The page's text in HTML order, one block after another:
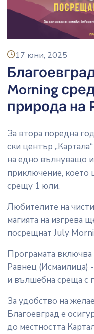
icon
17 юни, 2025
Morning
природа на
За втора поредна
ски център
на едно вълнуващо
приключение, което
срещу 1 юли.
Любителите на
магията на изгрева
посрещнат July
Програмата
Равнец (Исмаилица)
и вълшебна среща с
За удобство на
Благоевград е
до местността